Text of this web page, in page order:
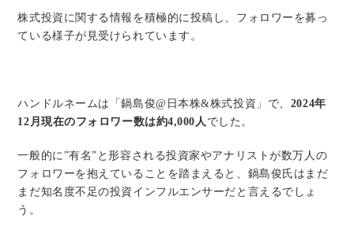
株式投資に関する情報を積極的に投稿し、フォロワーを募っ
ている様子が見受けられています。
ハンドルネームは「鍋島俊@日本株&株式投資」で、 2024年
12月現在のフォロワー数は約4,000人 でした。
一般的に”有名”と形容される投資家やアナリストが数万人の
フォロワーを抱えていることを踏まえると、鍋島俊氏はまだ
まだ知名度不足の投資インフルエンサーだと言えるでしょ
う。